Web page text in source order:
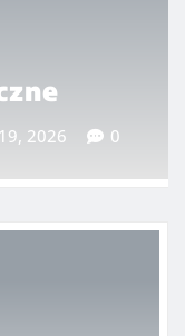
2026 0